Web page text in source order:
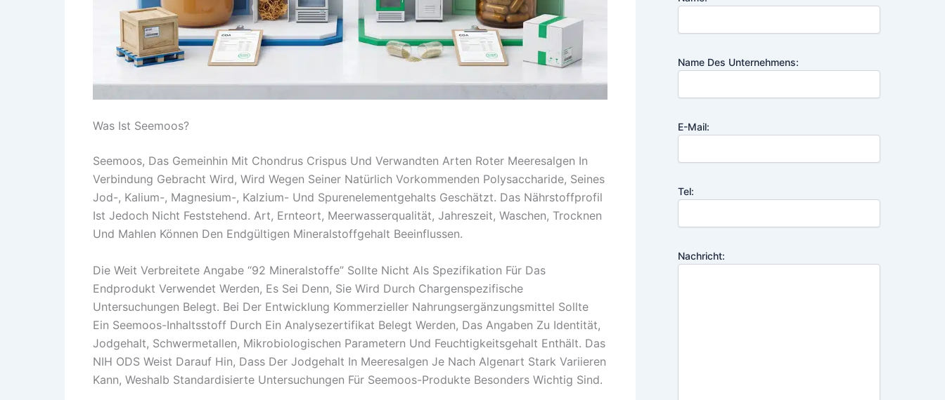
Was Ist Seemoos?
Seemoos, Das Gemeinhin Mit Chondrus Crispus Und Verwandten Arten Roter Meeresalgen In
Verbindung Gebracht Wird, Wird Wegen Seiner Natürlich Vorkommenden Polysaccharide, Seines
Jod-, Kalium-, Magnesium-, Kalzium- Und Spurenelementgehalts Geschätzt. Das Nährstoffprofil
Ist Jedoch Nicht Feststehend. Art, Ernteort, Meerwasserqualität, Jahreszeit, Waschen, Trocknen
Und Mahlen Können Den Endgültigen Mineralstoffgehalt Beeinflussen.
Die Weit Verbreitete Angabe “92 Mineralstoffe” Sollte Nicht Als Spezifikation Für Das
Endprodukt Verwendet Werden, Es Sei Denn, Sie Wird Durch Chargenspezifische
Untersuchungen Belegt. Bei Der Entwicklung Kommerzieller Nahrungsergänzungsmittel Sollte
Ein Seemoos-Inhaltsstoff Durch Ein Analysezertifikat Belegt Werden, Das Angaben Zu Identität,
Jodgehalt, Schwermetallen, Mikrobiologischen Parametern Und Feuchtigkeitsgehalt Enthält. Das
NIH ODS Weist Darauf Hin, Dass Der Jodgehalt In Meeresalgen Je Nach Algenart Stark Variieren
Kann, Weshalb Standardisierte Untersuchungen Für Seemoos-Produkte Besonders Wichtig Sind.
Name Des Unternehmens:
E-Mail:
Tel:
Nachricht: